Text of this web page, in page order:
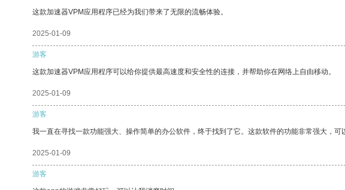
这款加速器VPM应用程序已经为我们带来了无限的流畅体验。
2025-01-09
游客
这款加速器VPM应用程序可以给你提供最高速度和安全性的连接，并帮助你在网络上自由移动。
2025-01-09
游客
我一直在寻找一款功能强大、操作简单的办公软件，终于找到了它。这款软件的功能非常强大，
2025-01-09
游客